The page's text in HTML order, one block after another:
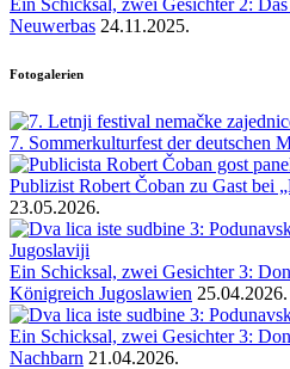
Neuwerbas 24.11.2025.
Fotogalerien
7. Sommerkulturfest der deutschen
Publizist Robert Čoban zu Gast bei
23.05.2026.
Ein Schicksal, zwei Gesichter 3:
Königreich Jugoslawien 25.04.2026.
Ein Schicksal, zwei Gesichter 3:
Nachbarn 21.04.2026.